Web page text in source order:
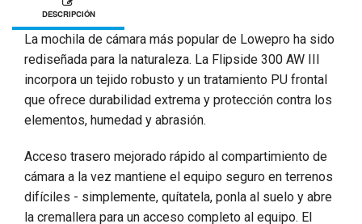
DESCRIPCIÓN
La mochila de cámara más popular de Lowepro ha sido
rediseñada para la naturaleza. La Flipside 300 AW III
incorpora un tejido robusto y un tratamiento PU frontal
que ofrece durabilidad extrema y protección contra los
elementos, humedad y abrasión.
Acceso trasero mejorado rápido al compartimiento de
cámara a la vez mantiene el equipo seguro en terrenos
difíciles - simplemente, quítatela, ponla al suelo y abre
la cremallera para un acceso completo al equipo. El